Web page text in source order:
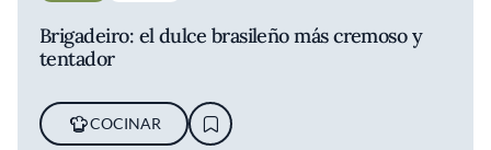
Brigadeiro: el dulce brasileño más cremoso y
tentador
COCINAR